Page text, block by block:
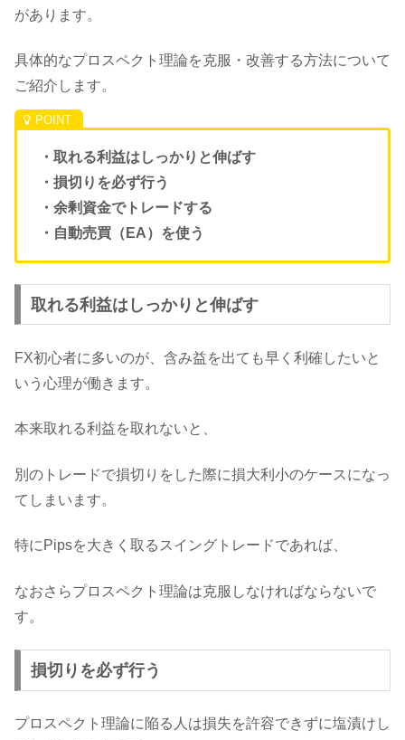
があります。
具体的なプロスペクト理論を克服・改善する方法について
ご紹介します。
・取れる利益はしっかりと伸ばす
・損切りを必ず行う
・余剰資金でトレードする
・自動売買（EA）を使う
取れる利益はしっかりと伸ばす
FX初心者に多いのが、含み益を出ても早く利確したいと
いう心理が働きます。
本来取れる利益を取れないと、
別のトレードで損切りをした際に損大利小のケースになっ
てしまいます。
特にPipsを大きく取るスイングトレードであれば、
なおさらプロスペクト理論は克服しなければならないで
す。
損切りを必ず行う
プロスペクト理論に陥る人は損失を許容できずに塩漬けし